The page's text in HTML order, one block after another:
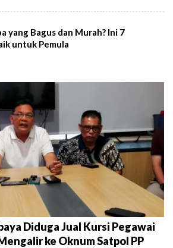
yang Bagus dan Murah? Ini 7
untuk Pemula
Diduga Jual Kursi Pegawai
ke Oknum Satpol PP